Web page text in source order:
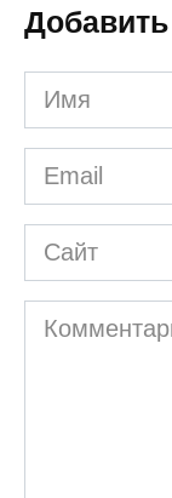
Имя
*
Email
*
Сайт
Комментарий